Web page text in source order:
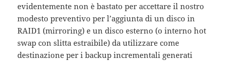
evidentemente non è bastato per accettare il nostro
modesto preventivo per l’aggiunta di un disco in
RAID1 (mirroring) e un disco esterno (o interno hot
swap con slitta estraibile) da utilizzare come
destinazione per i backup incrementali generati